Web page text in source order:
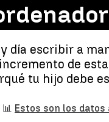
día escribir a
de
tu hijo debe
📊 Estos son los datos